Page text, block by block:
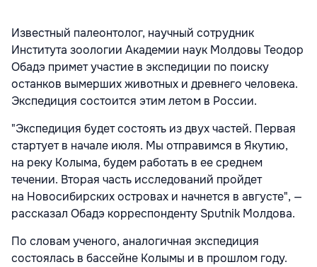
Известный палеонтолог, научный сотрудник
Института зоологии Академии наук Молдовы Теодор
Обадэ примет участие в экспедиции по поиску
останков вымерших животных и древнего человека.
Экспедиция состоится этим летом в России.
"Экспедиция будет состоять из двух частей. Первая
стартует в начале июля. Мы отправимся в Якутию,
на реку Колыма, будем работать в ее среднем
течении. Вторая часть исследований пройдет
на Новосибирских островах и начнется в августе", —
рассказал Обадэ корреспонденту Sputnik Молдова.
По словам ученого, аналогичная экспедиция
состоялась в бассейне Колымы и в прошлом году.